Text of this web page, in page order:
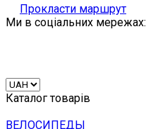
Прокласти маршрут
Ми в соціальних мережах:
Каталог товарів
ВЕЛОСИПЕДЫ